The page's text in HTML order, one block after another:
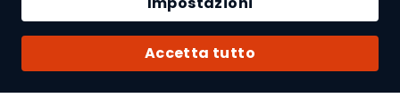
pubblicitarie personalizzate sia non personalizzate, a
seconda dei consensi da te espressi. Se clicchi su
“Accetta tutto”, acconsenti al trattamento dei tuoi
dati personali da parte di SPORTANO.COM Sp. z o.o. e
dei suoi Partner Fidati, inclusa la personalizzazione
Accetta tutto
Quantità
Acquista con
© 2026 Sportano